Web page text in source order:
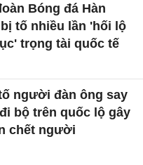
Bóng đá Hàn
tố nhiều lần 'hối lộ
trọng tài quốc tế
người đàn ông say
bộ trên quốc lộ gây
chết người